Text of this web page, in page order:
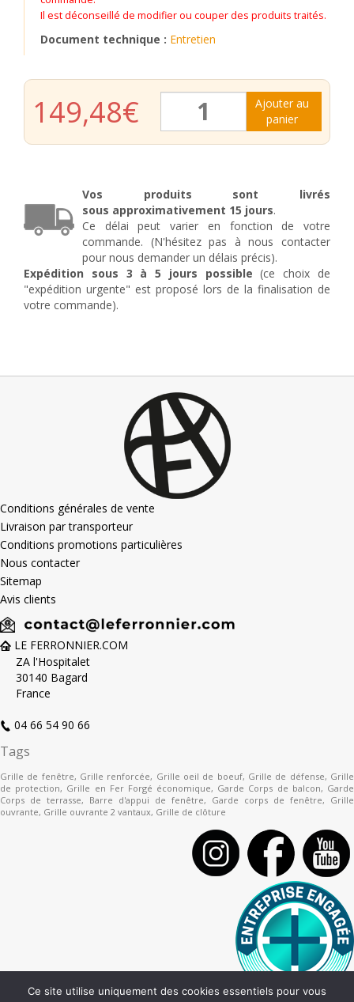
Il est déconseillé de modifier ou couper des produits traités.
Document technique : Entretien
149,48€
Ajouter au
panier
Grille
de
fer
forgé
Laura
Vos produits sont livrés
sous approximativement 15 jours.
Ce délai peut varier en fonction de votre
commande. (N'hésitez pas à nous contacter
pour nous demander un délais précis).
Expédition sous 3 à 5 jours possible (ce choix de
"expédition urgente" est proposé lors de la finalisation de
votre commande).
Conditions générales de vente
Livraison par transporteur
Conditions promotions particulières
Nous contacter
Sitemap
Avis clients
LE FERRONNIER.COM
ZA l'Hospitalet
30140 Bagard
France
04 66 54 90 66
Tags
Grille de fenêtre, Grille renforcée, Grille oeil de boeuf, Grille de défense, Grille
de protection, Grille en Fer Forgé économique, Garde Corps de balcon, Garde
Corps de terrasse, Barre d'appui de fenêtre, Garde corps de fenêtre, Grille
ouvrante, Grille ouvrante 2 vantaux, Grille de clôture
Ce site utilise uniquement des cookies essentiels pour vous